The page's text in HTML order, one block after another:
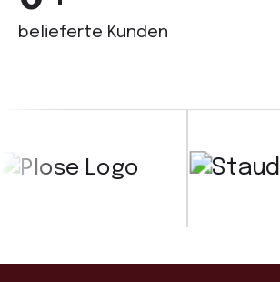
belieferte Kunden